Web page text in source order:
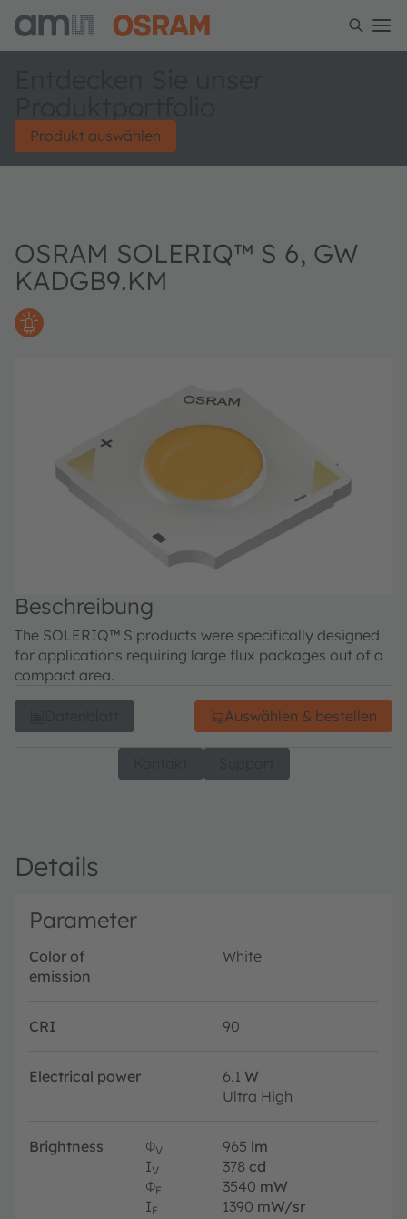
Produkt auswählen
OSRAM SOLERIQ™ S 6, GW
KADGB9.KM
Beschreibung
The SOLERIQ™ S products were specifically designed
for applications requiring large flux packages out of a
compact area.
Auswählen & bestellen
Details
Parameter
Color of
emission
White
CRI 90
Electrical power 6.1 W
Ultra High
Brightness ΦV 965 lm
IV 378 cd
ΦE 3540 mW
IE 1390 mW/sr